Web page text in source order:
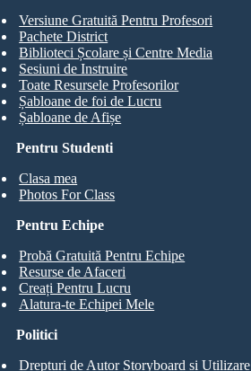
Pentru Studenti
Clasa mea
Photos For Class
Versiune Gratuită Pentru Profesori
Pachete District
Biblioteci Școlare și Centre Media
Sesiuni de Instruire
Toate Resursele Profesorilor
Șabloane de foi de Lucru
Șabloane de Afișe
Pentru Echipe
Probă Gratuită Pentru Echipe
Resurse de Afaceri
Creați Pentru Lucru
Alatura-te Echipei Mele
Politici
Drepturi de Autor Storyboard și Utilizare